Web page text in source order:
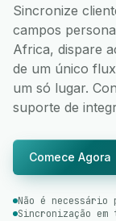
Sincronize
campos
Africa, dispare
de um único
um só lugar.
suporte de
Comece Agora
Não é necessário
Sincronização em